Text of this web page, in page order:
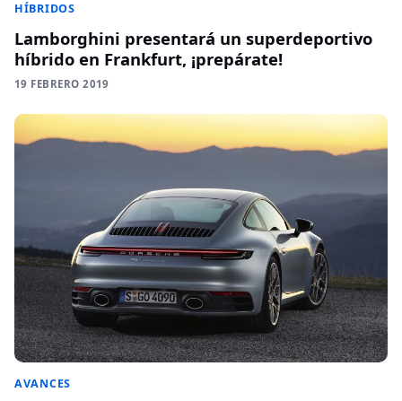
HÍBRIDOS
Lamborghini presentará un superdeportivo
híbrido en Frankfurt, ¡prepárate!
19 FEBRERO 2019
AVANCES